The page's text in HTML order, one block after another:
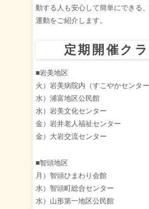
動する人も安心して簡単にできる
運動をご紹介します。
定期開催ク
■岩美地区
火）岩美病院内（すこやかセンター
水）浦富地区公民館
水）岩美文化センター
金）岩井老人福祉センター
金）大岩交流センター
■智頭地区
月）智頭ひまわり会館
水）智頭町総合センター
水）山形第一地区公民館